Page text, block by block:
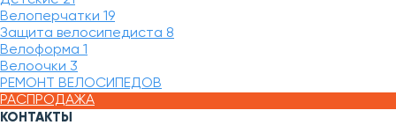
Велоперчатки 19
Защита велосипедиста 8
Велоформа 1
Велоочки 3
РЕМОНТ ВЕЛОСИПЕДОВ
РАСПРОДАЖА
КОНТАКТЫ